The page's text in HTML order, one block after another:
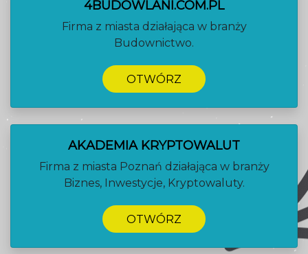
4BUDOWLANI.COM.PL
Firma z miasta działająca w branży
Budownictwo.
OTWÓRZ
AKADEMIA KRYPTOWALUT
Firma z miasta Poznań działająca w branży
Biznes, Inwestycje, Kryptowaluty.
OTWÓRZ